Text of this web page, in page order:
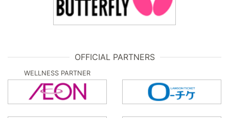
OFFICIAL PARTNERS
WELLNESS PARTNER